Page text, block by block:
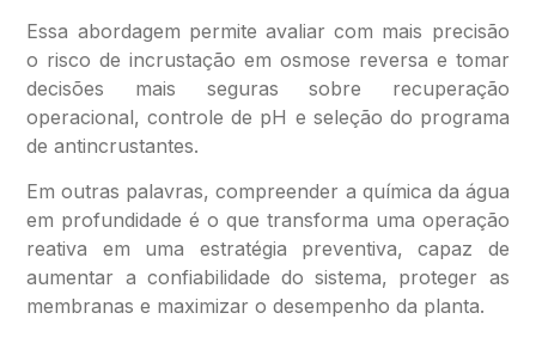
Essa abordagem permite avaliar com mais precisão
o risco de incrustação em osmose reversa e tomar
decisões mais seguras sobre recuperação
operacional, controle de pH e seleção do programa
de antincrustantes.
Em outras palavras, compreender a química da água
em profundidade é o que transforma uma operação
reativa em uma estratégia preventiva, capaz de
aumentar a confiabilidade do sistema, proteger as
membranas e maximizar o desempenho da planta.